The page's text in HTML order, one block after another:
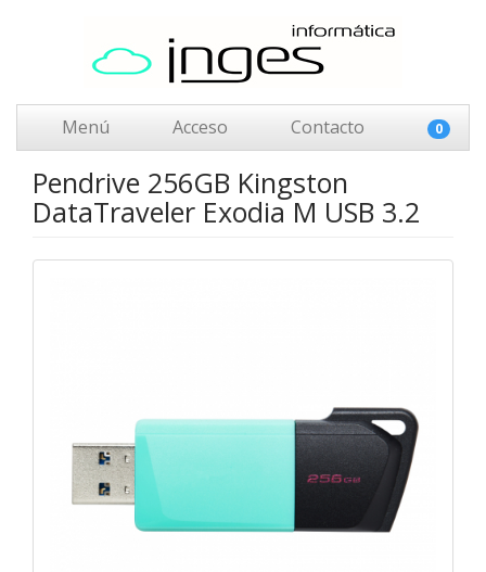
Menú Acceso Contacto 0
Pendrive 256GB Kingston
DataTraveler Exodia M USB 3.2